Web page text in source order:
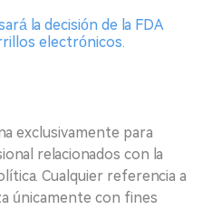
la decisión de la FDA
electrónicos.
exclusivamente para
relacionados con la
Cualquier referencia a
únicamente con fines